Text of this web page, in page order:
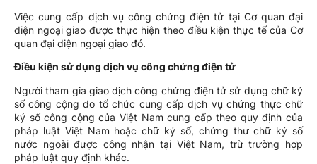
Việc cung cấp dịch vụ công chứng điện tử tại Cơ quan đại
diện ngoại giao được thực hiện theo điều kiện thực tế của Cơ
quan đại diện ngoại giao đó.
Điều kiện sử dụng dịch vụ công chứng điện tử
Người tham gia giao dịch công chứng điện tử sử dụng chữ ký
số công cộng do tổ chức cung cấp dịch vụ chứng thực chữ
ký số công cộng của Việt Nam cung cấp theo quy định của
pháp luật Việt Nam hoặc chữ ký số, chứng thư chữ ký số
nước ngoài được công nhận tại Việt Nam, trừ trường hợp
pháp luật quy định khác.